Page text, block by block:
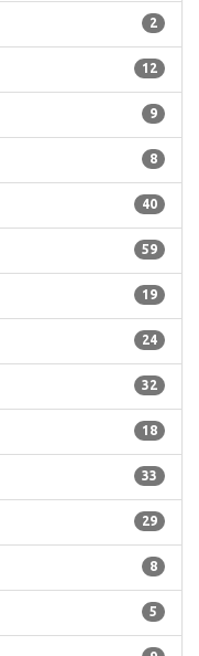
2
12
9
8
40
59
19
24
32
18
33
29
8
5